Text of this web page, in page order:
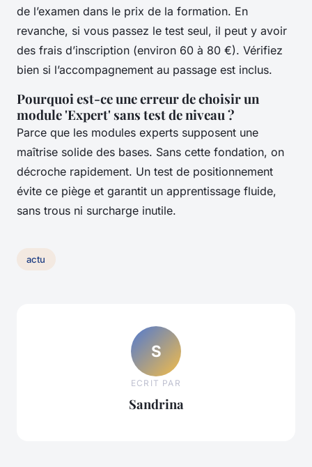
de l’examen dans le prix de la formation. En
revanche, si vous passez le test seul, il peut y avoir
des frais d’inscription (environ 60 à 80 €). Vérifiez
bien si l’accompagnement au passage est inclus.
Pourquoi est-ce une erreur de choisir un
module 'Expert' sans test de niveau ?
Parce que les modules experts supposent une
maîtrise solide des bases. Sans cette fondation, on
décroche rapidement. Un test de positionnement
évite ce piège et garantit un apprentissage fluide,
sans trous ni surcharge inutile.
actu
S
ECRIT PAR
Sandrina